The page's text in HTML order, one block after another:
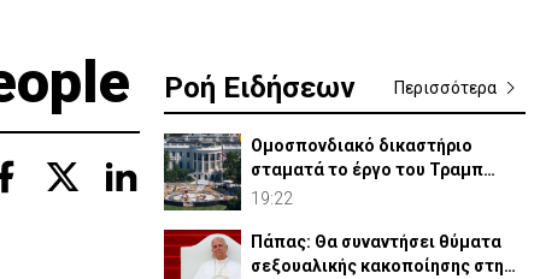
Ροή Ειδήσεων Περισσότερα
Ομοσπονδιακό δικαστήριο
σταματά το έργο του Τραμπ
στον Λευκό Οίκο
19:22
Πάπας: Θα συναντήσει θύματα
σεξουαλικής κακοποίησης στη